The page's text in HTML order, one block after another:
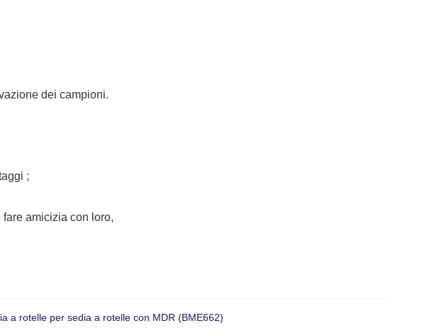
dei campioni.
;
amicizia con loro,
a rotelle per sedia a rotelle con MDR (BME662)